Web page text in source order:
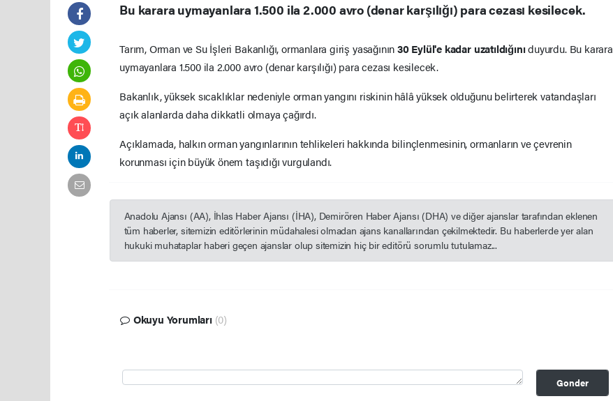
Bu karara uymayanlara 1.500 ila 2.000 avro (denar karşılığı) para cezası kesilecek.
Tarım, Orman ve Su İşleri Bakanlığı, ormanlara giriş yasağının30 Eylül'e kadar uzatıldığınıduyurdu. Bu karara
uymayanlara 1.500 ila 2.000 avro (denar karşılığı) para cezası kesilecek.
Bakanlık, yüksek sıcaklıklar nedeniyle orman yangını riskinin hâlâ yüksek olduğunu belirterek vatandaşları
açık alanlarda daha dikkatli olmaya çağırdı.
Açıklamada, halkın orman yangınlarının tehlikeleri hakkında bilinçlenmesinin, ormanların ve çevrenin
korunması için büyük önem taşıdığı vurgulandı.
Anadolu Ajansı (AA), İhlas Haber Ajansı (İHA), Demirören Haber Ajansı (DHA) ve diğer ajanslar tarafından eklenen
tüm haberler, sitemizin editörlerinin müdahalesi olmadan ajans kanallarından çekilmektedir. Bu haberlerde yer alan
hukuki muhataplar haberi geçen ajanslar olup sitemizin hiç bir editörü sorumlu tutulamaz...
Okuyu Yorumları (0)
Gonder